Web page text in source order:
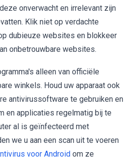
onverwacht en irrelevant zijn
Klik niet op verdachte
dubieuze websites en blokkeer
onbetrouwbare websites.
alleen van officiële
winkels. Houd uw apparaat ook
antivirussoftware te gebruiken en
en applicaties regelmatig bij te
al is geïnfecteerd met
we u aan een scan uit te voeren
voor Android om ze